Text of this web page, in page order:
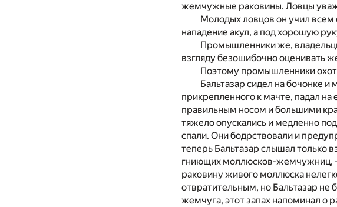
жемчужные раковины. Ловцы
Молодых ловцов он учил всем
нападение акул, а под хорошую
Промышленники же,
взгляду безошибочно оценивать
Поэтому промышленники
Бальтазар сидел на бочонке
прикрепленного к мачте, падал на
правильным носом и большими
тяжело опускались и медленно
спали. Они бодрствовали и
теперь Бальтазар слышал только
гниющих моллюсков-жемчужниц,
раковину живого моллюска
отвратительным, но Бальтазар не
жемчуга, этот запах напоминал о